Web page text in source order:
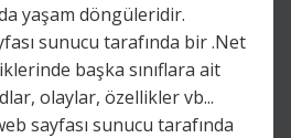
yaşam döngüleridir.
sunucu tarafında bir .Net
başka sınıflara ait
olaylar, özellikler vb...
sayfası sunucu tarafında